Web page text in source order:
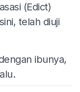
(Edict)
telah diuji
ibunya,